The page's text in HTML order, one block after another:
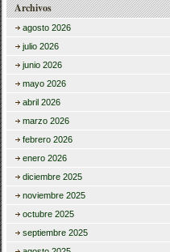
Archivos
agosto 2026
julio 2026
junio 2026
mayo 2026
abril 2026
marzo 2026
febrero 2026
enero 2026
diciembre 2025
noviembre 2025
octubre 2025
septiembre 2025